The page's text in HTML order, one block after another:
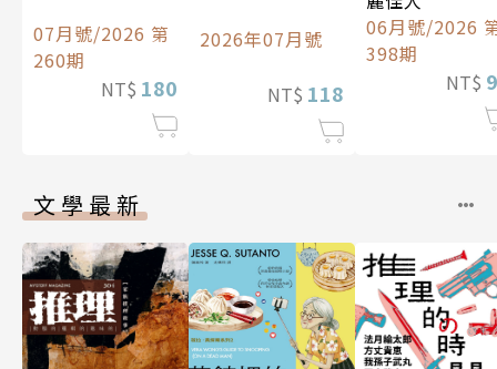
07月號/2026 第
260期
NT$ 180
2026年07月號
NT$ 118
06月號/2026
398期
NT$
文學最新